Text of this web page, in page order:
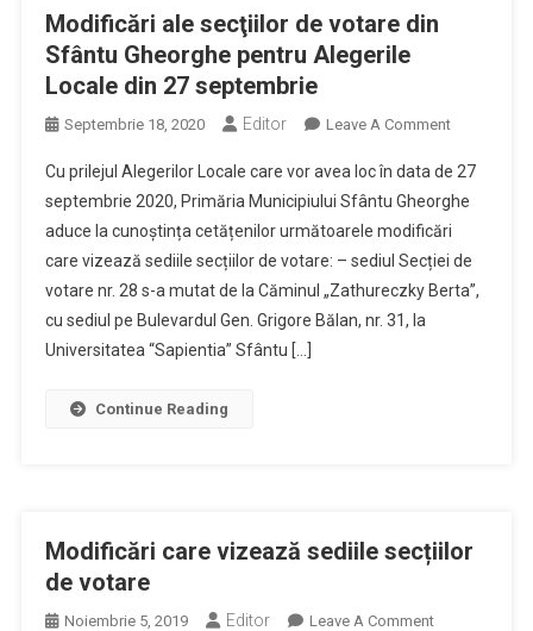
Modificări ale secţiilor de votare din
Sfântu Gheorghe pentru Alegerile
Locale din 27 septembrie
Septembrie 18, 2020 Editor Leave A CommentOn
Ale
Secţiilor
De
Votare
Din
Cu prilejul Alegerilor Locale care vor avea loc în data de 27
septembrie 2020, Primăria Municipiului Sfântu Gheorghe
aduce la cunoștința cetățenilor următoarele modificări
care vizează sediile secțiilor de votare: – sediul Secției de
votare nr. 28 s-a mutat de la Căminul „Zathureczky Berta”,
cu sediul pe Bulevardul Gen. Grigore Bălan, nr. 31, la
Universitatea “Sapientia” Sfântu […]
Continue Reading
Modificări care vizează sediile secțiilor
de votare
Noiembrie 5, 2019 Editor Leave A CommentOn